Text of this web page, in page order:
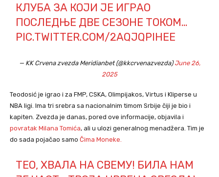
КЛУБА ЗА КОЈИ ЈЕ ИГРАО
ПОСЛЕДЊЕ ДВЕ СЕЗОНЕ ТОКОМ…
PIC.TWITTER.COM/2AQJQPIHEE
— KK Crvena zvezda Meridianbet (@kkcrvenazvezda)June 26,
2025
Teodosić je igrao i za FMP, CSKA, Olimpijakos, Virtus i Kliperse u
NBA ligi. Ima tri srebra sa nacionalnim timom Srbije čiji je bio i
kapiten. Zvezda je danas, pored ove informacije, objavila i
povratak Milana Tomića, ali u ulozi generalnog menadžera. Tim je
do sada pojačao samo Čima Moneke.
ТЕО, ХВАЛА НА СВЕМУ! БИЛА НАМ